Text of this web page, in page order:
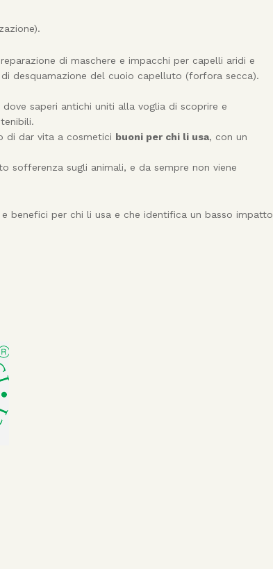
di maschere e impacchi per capelli aridi e
desquamazione del cuoio capelluto (forfora secca).
dove saperi antichi uniti alla voglia di scoprire e
di dar vita a cosmetici buoni per chi li usa, con un
sofferenza sugli animali, e da sempre non viene
benefici per chi li usa e che identifica un basso impatto